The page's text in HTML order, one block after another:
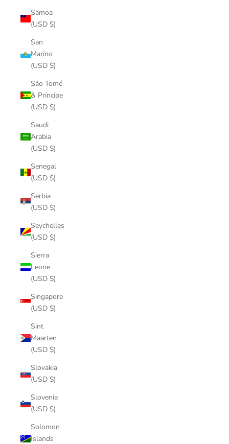
Samoa
(USD $)
San
Marino
(USD $)
São Tomé
& Príncipe
(USD $)
Saudi
Arabia
(USD $)
Senegal
(USD $)
Serbia
(USD $)
Seychelles
(USD $)
Sierra
Leone
(USD $)
Singapore
(USD $)
Sint
Maarten
(USD $)
Slovakia
(USD $)
Slovenia
(USD $)
Solomon
Islands